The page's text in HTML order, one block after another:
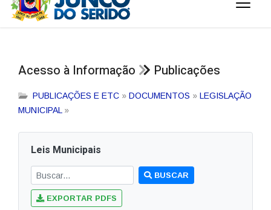
Acesso à Informação Publicações
PUBLICAÇÕES E ETC » DOCUMENTOS » LEGISLAÇÃO
MUNICIPAL »
Leis Municipais
BUSCAR
EXPORTAR PDFS